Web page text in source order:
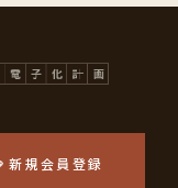
新規会員登録